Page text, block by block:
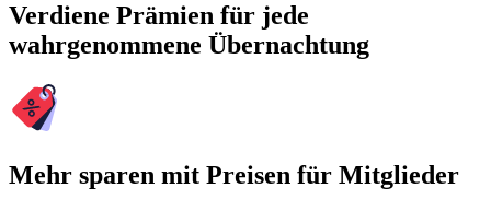
Verdiene Prämien für jede
wahrgenommene Übernachtung
Mehr sparen mit Preisen für Mitglieder